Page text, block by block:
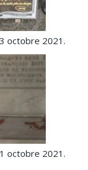
octobre 2021.
octobre 2021.